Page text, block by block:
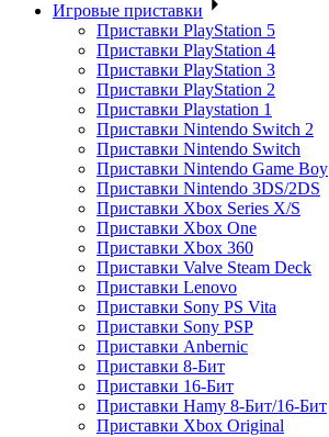
Игровые приставки
Приставки PlayStation 5
Приставки PlayStation 4
Приставки PlayStation 3
Приставки PlayStation 2
Приставки Playstation 1
Приставки Nintendo Switch 2
Приставки Nintendo Switch
Приставки Nintendo Game Boy
Приставки Nintendo 3DS/2DS
Приставки Xbox Series X/S
Приставки Xbox One
Приставки Xbox 360
Приставки Valve Steam Deck
Приставки Lenovo
Приставки Sony PS Vita
Приставки Sony PSP
Приставки Anbernic
Приставки 8-Бит
Приставки 16-Бит
Приставки Hamy 8-Бит/16-Бит
Приставки Xbox Original